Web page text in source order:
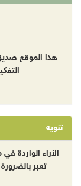
هذا الموقع
تنويه
الآراء الواردة
تعبر